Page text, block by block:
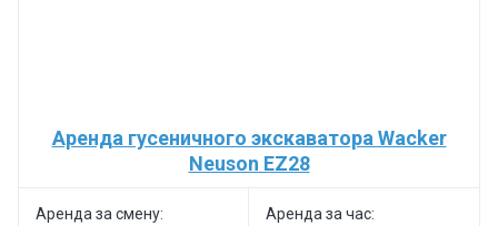
Аренда гусеничного экскаватора Wacker
Neuson EZ28
Аренда за смену: Аренда за час: